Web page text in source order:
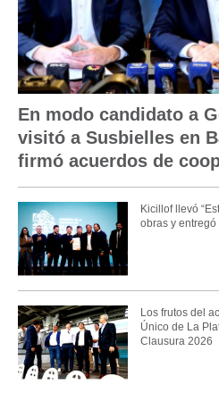
En modo candidato a
visitó a Susbielles en
firmó acuerdos de
Kicillof llevó
obras y
Los frutos del
Único de La
Clausura 2026